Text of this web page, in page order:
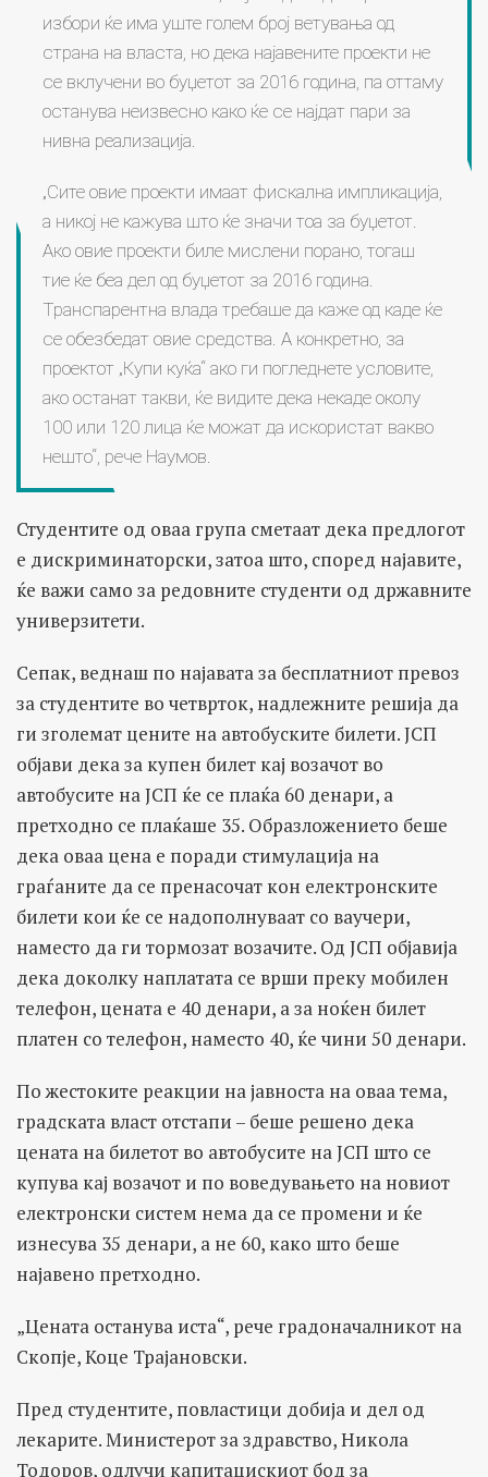
избори ќе има уште голем број ветувања од
страна на власта, но дека најавените проекти не
се вклучени во буџетот за 2016 година, па оттаму
останува неизвесно како ќе се најдат пари за
нивна реализација.
„Сите овие проекти имаат фискална импликација,
а никој не кажува што ќе значи тоа за буџетот.
Ако овие проекти биле мислени порано, тогаш
тие ќе беа дел од буџетот за 2016 година.
Транспарентна влада требаше да каже од каде ќе
се обезбедат овие средства. А конкретно, за
проектот „Купи куќа“ ако ги погледнете условите,
ако останат такви, ќе видите дека некаде околу
100 или 120 лица ќе можат да искористат вакво
нешто“, рече Наумов.
Студентите од оваа група сметаат дека предлогот
е дискриминаторски, затоа што, според најавите,
ќе важи само за редовните студенти од државните
универзитети.
Сепак, веднаш по најавата за бесплатниот превоз
за студентите во четврток, надлежните решија да
ги зголемат цените на автобуските билети. ЈСП
објави дека за купен билет кај возачот во
автобусите на ЈСП ќе се плаќа 60 денари, а
претходно се плаќаше 35. Образложението беше
дека оваа цена е поради стимулација на
граѓаните да се пренасочат кон електронските
билети кои ќе се надополнуваат со ваучери,
наместо да ги тормозат возачите. Од ЈСП објавија
дека доколку наплатата се врши преку мобилен
телефон, цената е 40 денари, а за ноќен билет
платен со телефон, наместо 40, ќе чини 50 денари.
По жестоките реакции на јавноста на оваа тема,
градската власт отстапи – беше решено дека
цената на билетот во автобусите на ЈСП што се
купува кај возачот и по воведувањето на новиот
електронски систем нема да се промени и ќе
изнесува 35 денари, а не 60, како што беше
најавено претходно.
„Цената останува иста“, рече градоначалникот на
Скопје, Коце Трајановски.
Пред студентите, повластици добија и дел од
лекарите. Министерот за здравство, Никола
Тодоров, одлучи капитацискиот бод за